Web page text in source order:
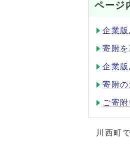
ページ
企業
寄附
企業
寄附の
ご寄
川西町